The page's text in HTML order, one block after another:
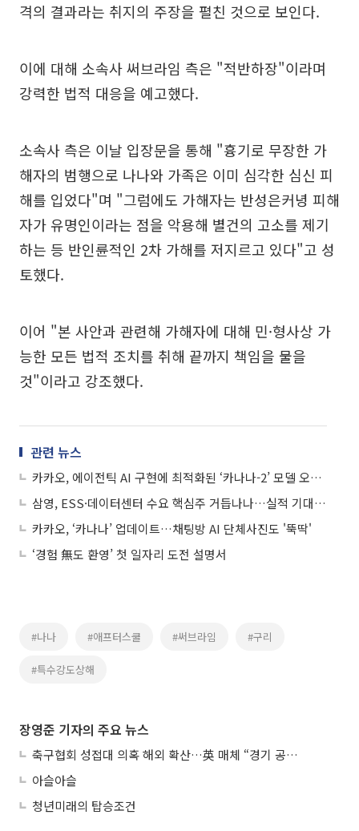
격의 결과라는 취지의 주장을 펼친 것으로 보인다.
이에 대해 소속사 써브라임 측은 "적반하장"이라며
강력한 법적 대응을 예고했다.
소속사 측은 이날 입장문을 통해 "흉기로 무장한 가
해자의 범행으로 나나와 가족은 이미 심각한 심신 피
해를 입었다"며 "그럼에도 가해자는 반성은커녕 피해
자가 유명인이라는 점을 악용해 별건의 고소를 제기
하는 등 반인륜적인 2차 가해를 저지르고 있다"고 성
토했다.
이어 "본 사안과 관련해 가해자에 대해 민·형사상 가
능한 모든 법적 조치를 취해 끝까지 책임을 물을
것"이라고 강조했다.
관련 뉴스
카카오, 에이전틱 AI 구현에 최적화된 ‘카나나-2’ 모델 오픈소스 공개
삼영, ESS·데이터센터 수요 핵심주 거듭나나…실적 기대 고조
카카오, ‘카나나’ 업데이트…채팅방 AI 단체사진도 '뚝딱'
‘경험 無도 환영’ 첫 일자리 도전 설명서
#나나 #애프터스쿨 #써브라임 #구리
#특수강도상해
장영준 기자의 주요 뉴스
축구협회 성접대 의혹 해외 확산…英 매체 “경기 공정성 의문”
아슬아슬
청년미래의 탑승조건